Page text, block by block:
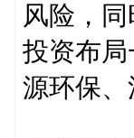
风险，
投资布
源环保